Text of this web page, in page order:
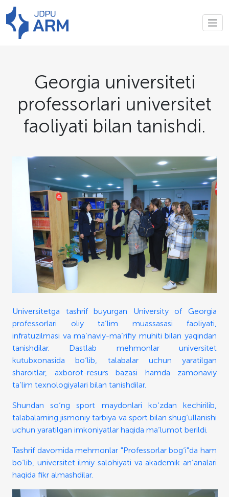
Georgia universiteti
professorlari universitet
faoliyati bilan tanishdi.
Universitetga tashrif buyurgan University of Georgia
professorlari oliy ta’lim muassasasi faoliyati,
infratuzilmasi va ma’naviy-ma’rifiy muhiti bilan yaqindan
tanishdilar. Dastlab mehmonlar universitet
kutubxonasida bo‘lib, talabalar uchun yaratilgan
sharoitlar, axborot-resurs bazasi hamda zamonaviy
ta’lim texnologiyalari bilan tanishdilar.
Shundan so‘ng sport maydonlari ko‘zdan kechirilib,
talabalarning jismoniy tarbiya va sport bilan shug‘ullanishi
uchun yaratilgan imkoniyatlar haqida ma’lumot berildi.
Tashrif davomida mehmonlar "Professorlar bog‘i"da ham
bo‘lib, universitet ilmiy salohiyati va akademik an’analari
haqida fikr almashdilar.